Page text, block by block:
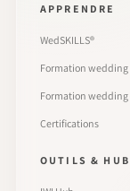
APPRENDRE
WedSKILLS®
Formation
Formation
Certifications
OUTILS & HUB